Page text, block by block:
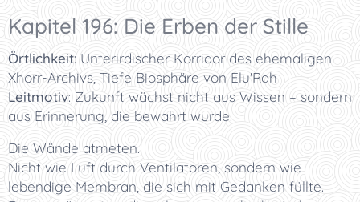
Kapitel 196: Die Erben der Stille
Örtlichkeit: Unterirdischer Korridor des ehemaligen
Xhorr-Archivs, Tiefe Biosphäre von Elu'Rah
Leitmotiv: Zukunft wächst nicht aus Wissen – sondern
aus Erinnerung, die bewahrt wurde.
Die Wände atmeten.
Nicht wie Luft durch Ventilatoren, sondern wie
lebendige Membran, die sich mit Gedanken füllte.